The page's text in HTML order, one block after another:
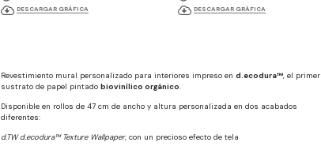
DESCARGAR GRÁFICA
DESCARGAR GRÁFICA
Revestimiento mural personalizado para interiores impreso en d.ecodura™, el primer
sustrato de papel pintado biovinílico orgánico.
Disponible en rollos de 47 cm de ancho y altura personalizada en dos acabados
diferentes:
d.TW d.ecodura™ Texture Wallpaper, con un precioso efecto de tela